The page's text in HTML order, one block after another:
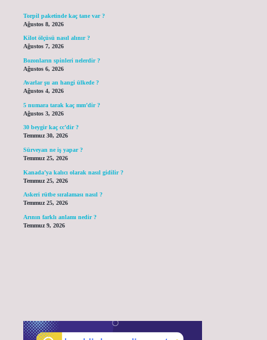
Torpil paketinde kaç tane var ?
Ağustos 8, 2026
Kilot ölçüsü nasıl alınır ?
Ağustos 7, 2026
Bozonların spinleri nelerdir ?
Ağustos 6, 2026
Avarlar şu an hangi ülkede ?
Ağustos 4, 2026
5 numara tarak kaç mm’dir ?
Ağustos 3, 2026
30 beygir kaç cc’dir ?
Temmuz 30, 2026
Sürveyan ne iş yapar ?
Temmuz 25, 2026
Kanada’ya kalıcı olarak nasıl gidilir ?
Temmuz 25, 2026
Askeri rütbe sıralaması nasıl ?
Temmuz 25, 2026
Arının farklı anlamı nedir ?
Temmuz 9, 2026